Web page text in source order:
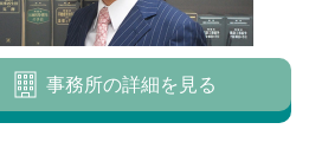
事務所の詳細を見る